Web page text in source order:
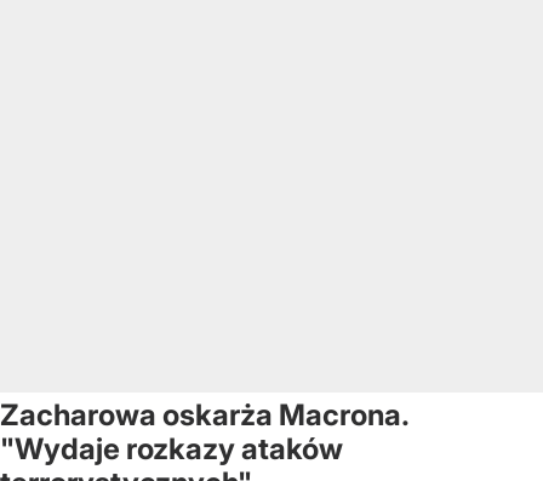
Zacharowa oskarża Macrona.
"Wydaje rozkazy ataków